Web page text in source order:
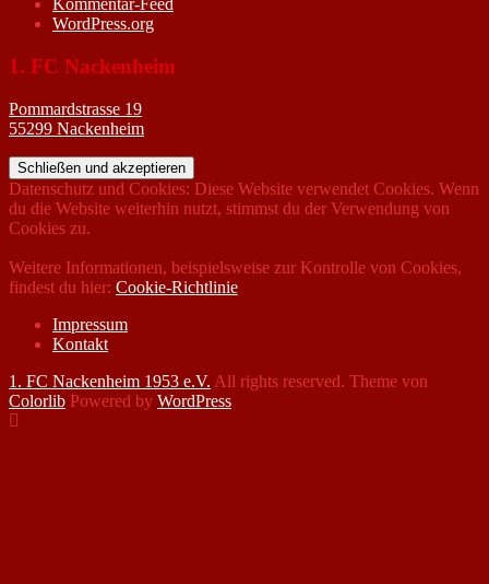
Kommentar-Feed
WordPress.org
1. FC Nackenheim
Pommardstrasse 19
55299 Nackenheim
Datenschutz und Cookies: Diese Website verwendet Cookies. Wenn
du die Website weiterhin nutzt, stimmst du der Verwendung von
Cookies zu.
Weitere Informationen, beispielsweise zur Kontrolle von Cookies,
findest du hier: Cookie-Richtlinie
Impressum
Kontakt
1. FC Nackenheim 1953 e.V. All rights reserved. Theme von
Colorlib Powered by WordPress